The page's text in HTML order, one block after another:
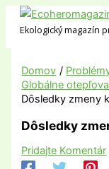
Preskočiť
obsah
Ekologický magazín
Domov
Globálne
Dôsledky zmeny
Dôsledky
Pridajte Komentár